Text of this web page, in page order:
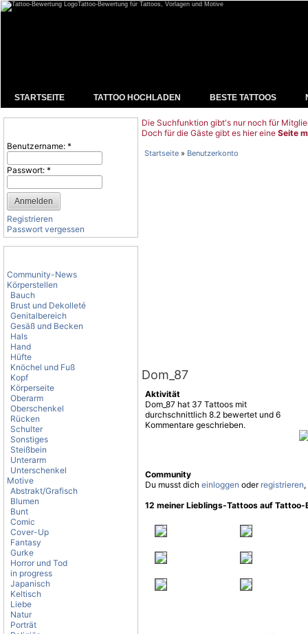
Tattoo-Bewertung für Tattoos, Vorlagen und Motive
STARTSEITE TATTOO HOCHLADEN BESTE TATTOOS
Benutzername: *
Passwort: *
Registrieren
Passwort vergessen
Community-News
Körperstellen
Bauch
Brust und Dekolleté
Genitalbereich
Gesäß und Becken
Hals
Hand
Hüfte
Knöchel und Fuß
Kopf
Körperseite
Oberarm
Oberschenkel
Rücken
Schulter
Sonstiges
Steißbein
Unterarm
Unterschenkel
Motive
Abstrakt/Grafisch
Blumen
Bunt
Comic
Cover-Up
Fantasy
Gurke
Horror und Tod
in progress
Japanisch
Keltisch
Liebe
Natur
Porträt
Die Suchfunktion gibt's nur noch für
Doch für die Gäste gibt es hier eine Seite
Startseite » Benutzerkonto
Dom_87
Aktivität
Dom_87 hat 37 Tattoos mit
durchschnittlich 8.2 bewertet und 6
Kommentare geschrieben.
Community
Du musst dich einloggen oder registrieren
12 meiner Lieblings-Tattoos auf